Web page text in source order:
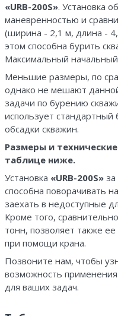
«URB-200S». Установка
маневренностью и
(ширина - 2,1 м, длина -
этом способна бурить
Максимальный
Меньшие размеры, по
однако не мешают
задачи по бурению
использует
обсадки скважин.
Размеры и
таблице ниже.
Установка «URB-200S» за
способна поворачивать
заехать в недоступные
Кроме того,
тонн, позволяет также
при помощи крана.
Позвоните нам, чтобы
возможность
для ваших задач.